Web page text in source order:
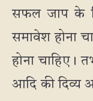
सफल जाप के
समावेश होना
होना चाहिए।
आदि की दिव्य